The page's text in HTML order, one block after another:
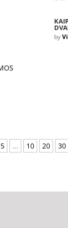
by
5 ... 10 20 30